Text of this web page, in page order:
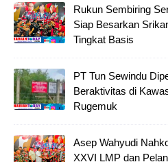
Rukun Sembiring
Siap Besarkan
Tingkat Basis
PT Tun Sewindu
Beraktivitas di
Rugemuk
Asep Wahyudi
XXVI LMP dan